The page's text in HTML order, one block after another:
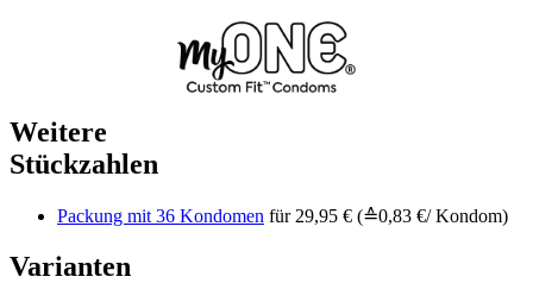
Weitere
Stückzahlen
Packung mit 36 Kondomen für 29,95 € (≙0,83 €/ Kondom)
Varianten